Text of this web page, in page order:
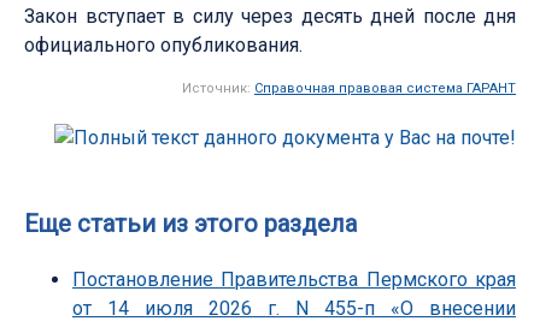
Закон вступает в силу через десять дней после дня
официального опубликования.
Источник: Справочная правовая система ГАРАНТ
Еще статьи из этого раздела
Постановление Правительства Пермского края
от 14 июля 2026 г. N 455-п «О внесении